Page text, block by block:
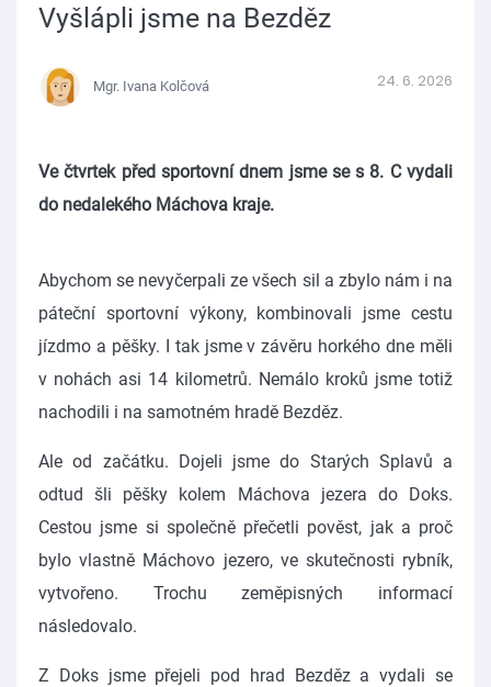
Vyšlápli jsme na Bezděz
Mgr. Ivana Kolčová 24. 6. 2026
Ve čtvrtek před sportovní dnem jsme se s 8. C vydali
do nedalekého Máchova kraje.
Abychom se nevyčerpali ze všech sil a zbylo nám i na
páteční sportovní výkony, kombinovali jsme cestu
jízdmo a pěšky. I tak jsme v závěru horkého dne měli
v nohách asi 14 kilometrů. Nemálo kroků jsme totiž
nachodili i na samotném hradě Bezděz.
Ale od začátku. Dojeli jsme do Starých Splavů a
odtud šli pěšky kolem Máchova jezera do Doks.
Cestou jsme si společně přečetli pověst, jak a proč
bylo vlastně Máchovo jezero, ve skutečnosti rybník,
vytvořeno. Trochu zeměpisných informací
následovalo.
Z Doks jsme přejeli pod hrad Bezděz a vydali se